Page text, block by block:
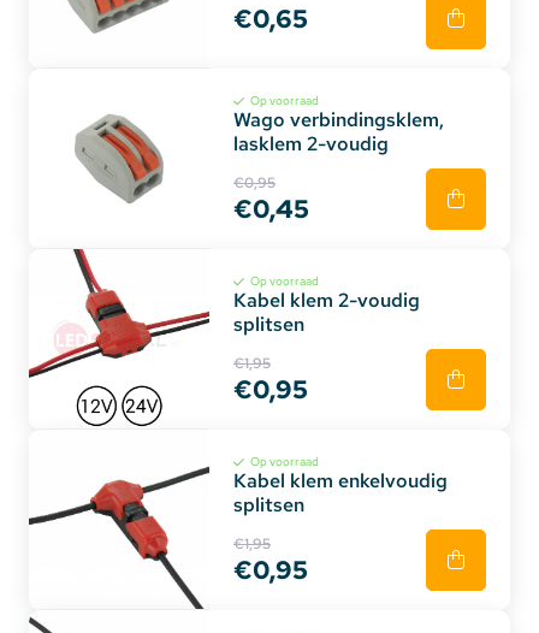
€0,65
Op voorraad
Wago verbindingsklem,
lasklem 2-voudig
€0,95
€0,45
Op voorraad
Kabel klem 2-voudig
splitsen
€1,95
€0,95
Op voorraad
Kabel klem enkelvoudig
splitsen
€1,95
€0,95